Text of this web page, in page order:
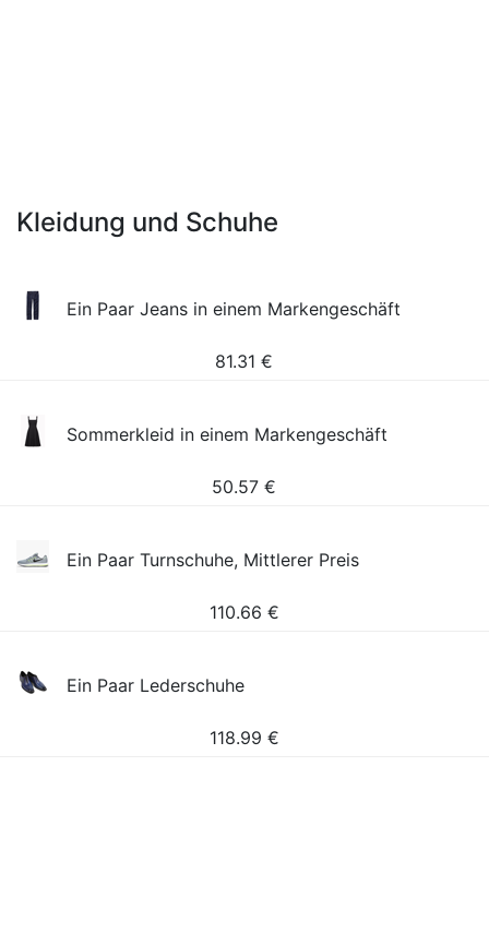
Kleidung und Schuhe
Ein Paar Jeans in einem Markengeschäft
81.31 €
Sommerkleid in einem Markengeschäft
50.57 €
Ein Paar Turnschuhe, Mittlerer Preis
110.66 €
Ein Paar Lederschuhe
118.99 €